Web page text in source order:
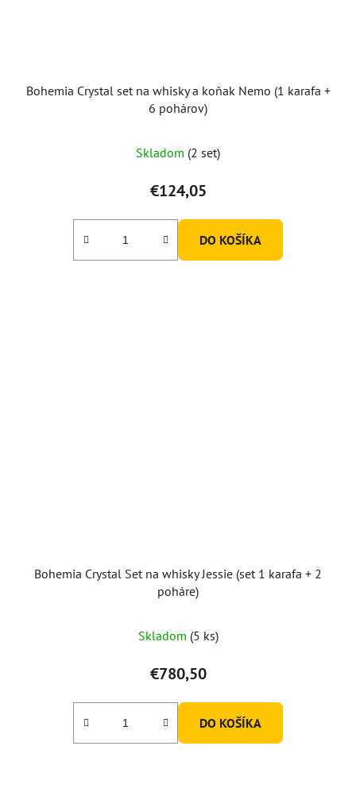
Bohemia Crystal set na whisky a koňak Nemo (1 karafa +
6 pohárov)
Skladom (2 set)
€124,05
DO KOŠÍKA
Bohemia Crystal Set na whisky Jessie (set 1 karafa + 2
poháre)
Skladom (5 ks)
€780,50
DO KOŠÍKA